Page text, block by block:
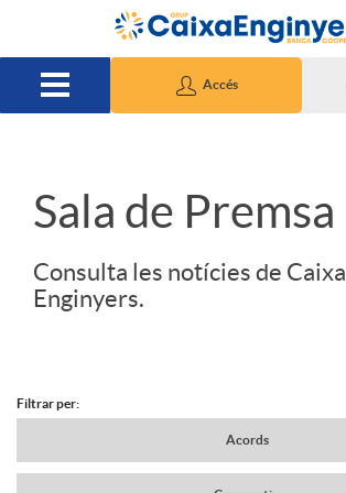
Salta al contingut principal
Accés
S
d
Sala de Premsa
Consulta les notícies de Caixa
Enginyers.
N
Filtrar per:
Acords